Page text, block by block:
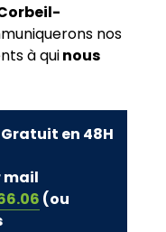
nos
à quinous
en 48H
mail
(ou